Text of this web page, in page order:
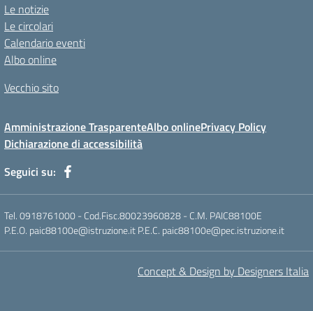
Le notizie
Le circolari
Calendario eventi
Albo online
Vecchio sito
Amministrazione TrasparenteAlbo onlinePrivacy Policy
Dichiarazione di accessibilità
Seguici su:
Tel. 0918761000 - Cod.Fisc.80023960828 - C.M. PAIC88100E
P.E.O. paic88100e@istruzione.it P.E.C. paic88100e@pec.istruzione.it
Concept & Design by Designers Italia